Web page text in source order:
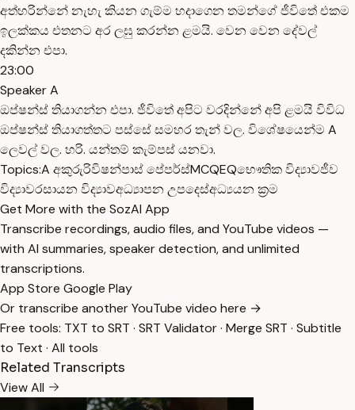
අත්හරින්නේ නැහැ කියන ගැම්ම හදාගෙන තමන්ගේ ජීවිතේ එකම
ඉලක්කය එතනට අර ලඝු කරන්න ළමයි. වෙන වෙන දේවල්
දකින්න එපා.
23:00
Speaker A
ඔප්ෂන්ස් තියාගන්න එපා. ජීවිතේ අපිට වරදින්නේ අපි ළමයි විවිධ
ඔප්ෂන්ස් තියාගත්තට පස්සේ සමහර තැන් වල. විශේෂයෙන්ම A
ලෙවල් වල. හරි. යන්තම් කැම්පස් යනවා.
Topics:A අකුරුරිවිෂන්පාස් පේපර්ස්MCQEQභෞතික විද්‍යාවජීව
විද්‍යාවරසායන විද්‍යාවඅධ්‍යාපන උපදෙස්අධ්‍යයන ක්‍රම
Get More with the SozAI App
Transcribe recordings, audio files, and YouTube videos —
with AI summaries, speaker detection, and unlimited
transcriptions.
App Store Google Play
Or transcribe another YouTube video here →
Free tools: TXT to SRT · SRT Validator· Merge SRT · Subtitle
to Text · All tools
Related Transcripts
View All